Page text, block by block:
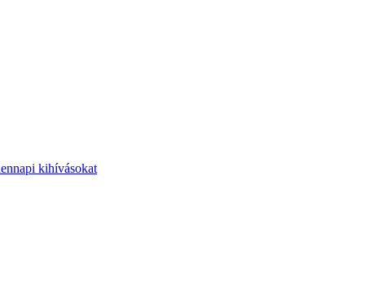
kihívásokat